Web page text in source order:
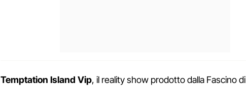
Temptation Island Vip, il reality show prodotto dalla Fascino di